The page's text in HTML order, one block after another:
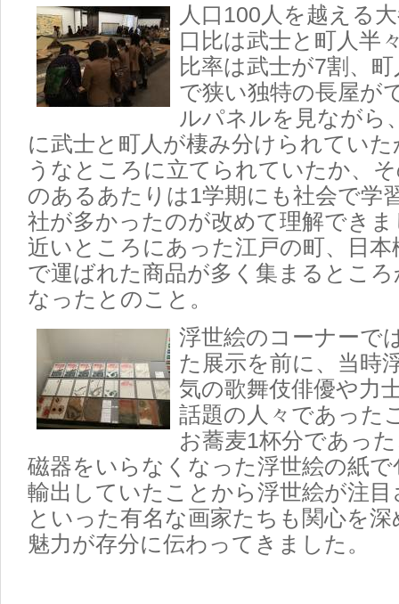
人口100人を越える
口比は武士と町人半
比率は武士が7割、
で狭い独特の長屋が
ルパネルを見ながら
に武士と町人が棲み分けられてい
うなところに立てられていたか、
のあるあたりは1学期にも社会で学
社が多かったのが改めて理解でき
近いところにあった江戸の町、日
で運ばれた商品が多く集まるとこ
なったとのこと。
浮世絵のコーナーで
た展示を前に、当時
気の歌舞伎俳優や力
話題の人々であった
お蕎麦1杯分であっ
磁器をいらなくなった浮世絵の紙
輸出していたことから浮世絵が注
といった有名な画家たちも関心を
魅力が存分に伝わってきました。